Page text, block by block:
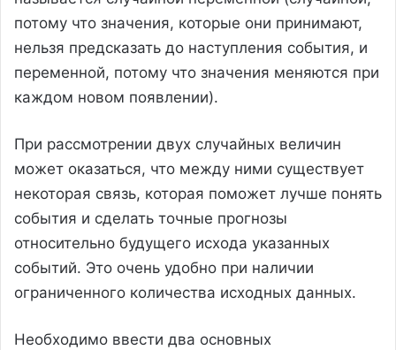
потому что значения, которые они принимают,
нельзя предсказать до наступления события, и
переменной, потому что значения меняются при
каждом новом появлении).
При рассмотрении двух случайных величин
может оказаться, что между ними существует
некоторая связь, которая поможет лучше понять
события и сделать точные прогнозы
относительно будущего исхода указанных
событий. Это очень удобно при наличии
ограниченного количества исходных данных.
Необходимо ввести два основных